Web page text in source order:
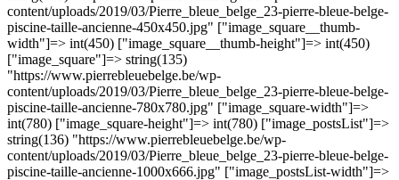
content/uploads/2019/03/Pierre_bleue_belge_23-pierre-bleue-belge-
piscine-taille-ancienne-450x450.jpg" ["image_square__thumb-
width"]=> int(450) ["image_square__thumb-height"]=> int(450)
["image_square"]=> string(135)
"https://www.pierrebleuebelge.be/wp-
content/uploads/2019/03/Pierre_bleue_belge_23-pierre-bleue-belge-
piscine-taille-ancienne-780x780.jpg" ["image_square-width"]=>
int(780) ["image_square-height"]=> int(780) ["image_postsList"]=>
string(136) "https://www.pierrebleuebelge.be/wp-
content/uploads/2019/03/Pierre_bleue_belge_23-pierre-bleue-belge-
piscine-taille-ancienne-1000x666.jpg" ["image_postsList-width"]=>